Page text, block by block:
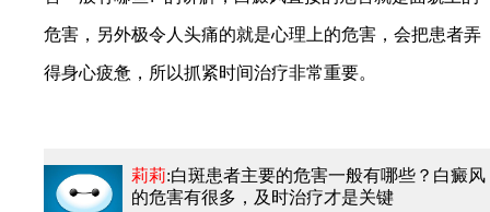
危害，另外极令人头痛的就是心理上的危害，会把患者弄
得身心疲惫，所以抓紧时间治疗非常重要。
莉莉:白斑患者主要的危害一般有哪些？白癜风
的危害有很多，及时治疗才是关键